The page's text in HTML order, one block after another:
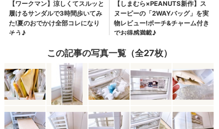
この記事の写真一覧（全27枚）